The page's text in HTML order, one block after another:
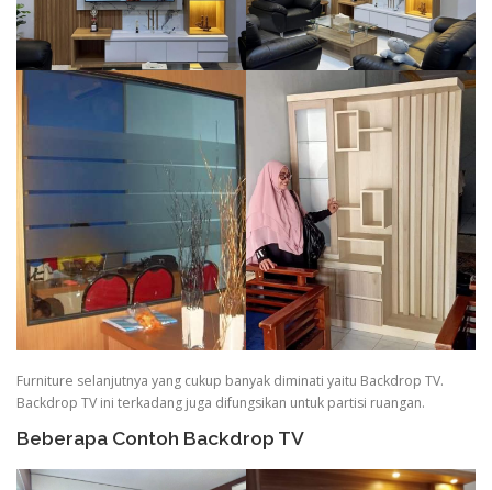
Furniture selanjutnya yang cukup banyak diminati yaitu Backdrop TV.
Backdrop TV ini terkadang juga difungsikan untuk partisi ruangan.
Beberapa Contoh Backdrop TV